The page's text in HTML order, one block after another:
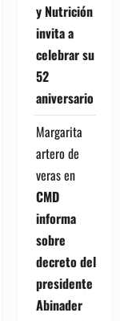
y Nutrición
invita a
celebrar su
52
aniversario
Margarita
artero de
verasen
CMD
informa
sobre
decreto del
presidente
Abinader